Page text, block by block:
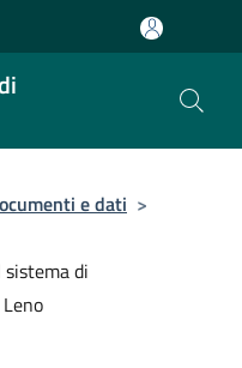
e dati >
di